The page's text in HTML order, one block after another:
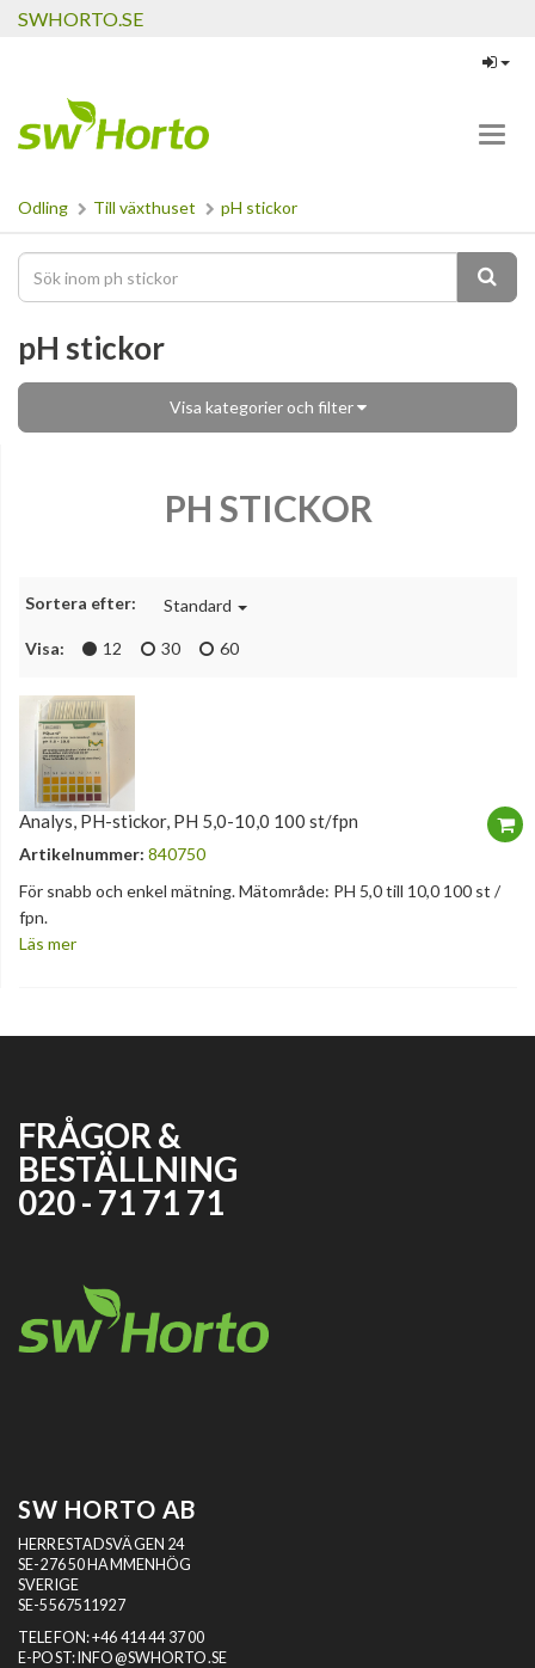
SWHORTO.SE
Odling Till växthuset pH stickor
pH stickor
Visa kategorier och filter
PH STICKOR
Sortera efter: Standard
Visa: 12 30 60
Analys, PH-stickor, PH 5,0-10,0 100 st/fpn
Artikelnummer: 840750
För snabb och enkel mätning. Mätområde: PH 5,0 till 10,0 100 st /
fpn.
Läs mer
FRÅGOR &
BESTÄLLNING
020 - 71 71 71
SW HORTO AB
HERRESTADSVÄGEN 24
SE-276 50 HAMMENHÖG
SVERIGE
SE-5567511927
TELEFON:+46 414 44 37 00
E-POST:INFO@SWHORTO.SE